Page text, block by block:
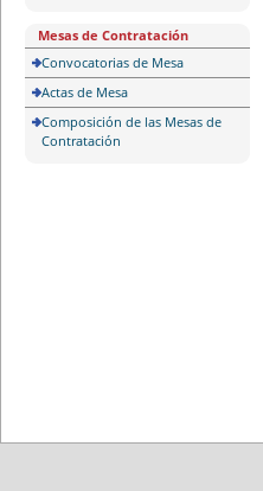
Mesas de Contratación
Convocatorias de Mesa
Actas de Mesa
Composición de las Mesas de
Contratación